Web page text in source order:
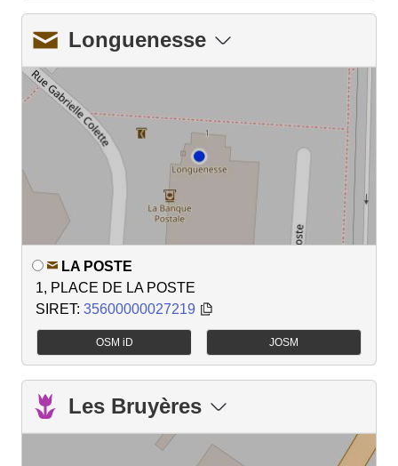
Longuenesse
LA POSTE
1, PLACE DE LA POSTE
SIRET: 35600000027219
OSM iD JOSM
Les Bruyères